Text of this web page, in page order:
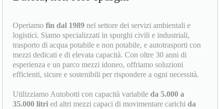
Operiamofin dal 1989 nel settore dei servizi ambientali e
logistici. Siamo specializzati in spurghi civili e industriali,
trasporto di acqua potabile e non potabile, e autotrasporti con
mezzi dedicati e di elevata capacità. Con oltre 30 anni di
esperienza e un parco mezzi idoneo, offriamo soluzioni
efficienti, sicure e sostenibili per rispondere a ogni necessità.
Utilizziamo Autobotti con capacità variabileda 5.000 a
35.000 litri ed altri mezzi capaci di movimentare carichida